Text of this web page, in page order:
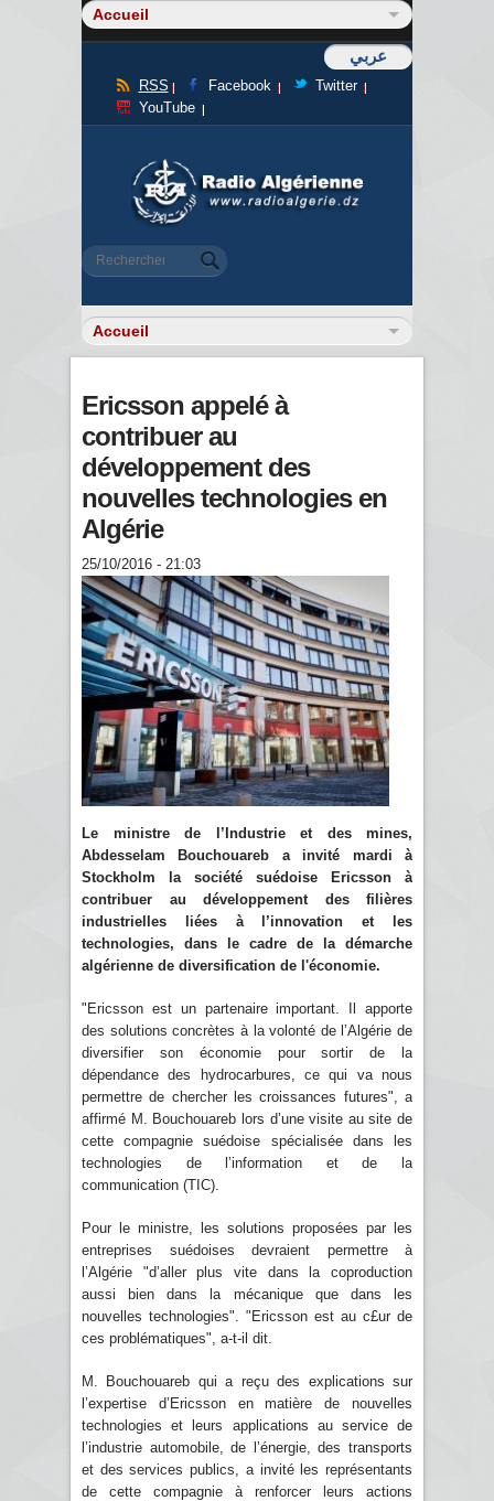
عربي
RSS Facebook
Twitter
YouTube
Formulaire de recherche
Rechercher
Ericsson appelé à
contribuer au
développement des
nouvelles technologies en
Algérie
25/10/2016 - 21:03
Le ministre de l’Industrie et des mines,
Abdesselam Bouchouareb a invité mardi à
Stockholm la société suédoise Ericsson à
contribuer au développement des filières
industrielles liées à l’innovation et les
technologies, dans le cadre de la démarche
algérienne de diversification de l'économie.
"Ericsson est un partenaire important. Il apporte
des solutions concrètes à la volonté de l’Algérie de
diversifier son économie pour sortir de la
dépendance des hydrocarbures, ce qui va nous
permettre de chercher les croissances futures", a
affirmé M. Bouchouareb lors d’une visite au site de
cette compagnie suédoise spécialisée dans les
technologies de l’information et de la
communication (TIC).
Pour le ministre, les solutions proposées par les
entreprises suédoises devraient permettre à
l’Algérie "d’aller plus vite dans la coproduction
aussi bien dans la mécanique que dans les
nouvelles technologies". "Ericsson est au c£ur de
ces problématiques", a-t-il dit.
M. Bouchouareb qui a reçu des explications sur
l’expertise d’Ericsson en matière de nouvelles
technologies et leurs applications au service de
l’industrie automobile, de l’énergie, des transports
et des services publics, a invité les représentants
de cette compagnie à renforcer leurs actions